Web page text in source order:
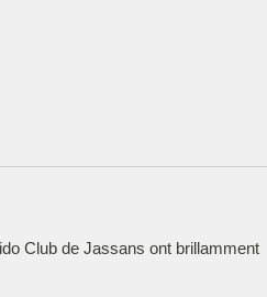
Club de Jassans ont brillamment